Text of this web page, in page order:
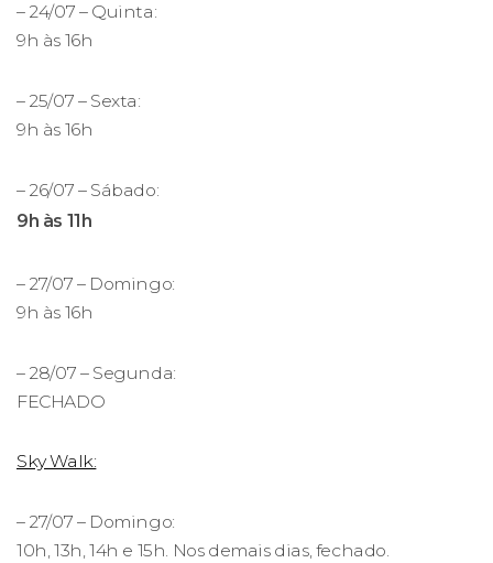
– 24/07 – Quinta:
9h às 16h
– 25/07 – Sexta:
9h às 16h
– 26/07 – Sábado:
9h às 11h
– 27/07 – Domingo:
9h às 16h
– 28/07 – Segunda:
FECHADO
Sky Walk:
– 27/07 – Domingo:
10h, 13h, 14h e 15h. Nos demais dias, fechado.